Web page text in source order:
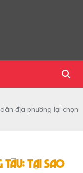
địa phương lại chọn
Tại sao